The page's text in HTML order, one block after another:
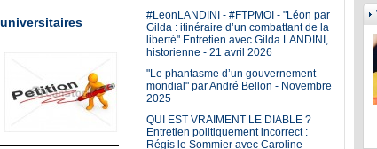
#LeonLANDINI - #FTPMOI - "Léon par
Gilda : itinéraire d’un combattant de la
liberté" Entretien avec Gilda LANDINI,
historienne - 21 avril 2026
"Le phantasme d’un gouvernement
mondial" par André Bellon - Novembre
2025
QUI EST VRAIMENT LE DIABLE ?
Entretien politiquement incorrect :
Régis le Sommier avec Caroline